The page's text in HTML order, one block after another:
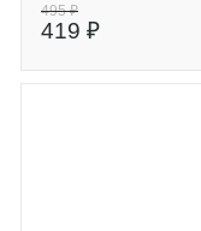
495 ₽
419 ₽